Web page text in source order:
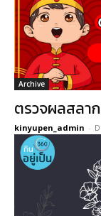
Archive
ตรวจผลสลา
kinyupen_admin -